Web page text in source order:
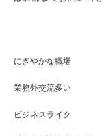
にぎやかな職場
業務外交流多い
ビジネスライク